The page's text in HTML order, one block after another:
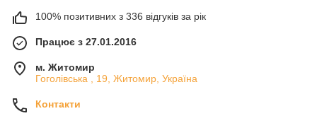
100% позитивних з 336 відгуків за рік
Працює з 27.01.2016
м. Житомир
Гоголівська , 19, Житомир, Україна
Контакти